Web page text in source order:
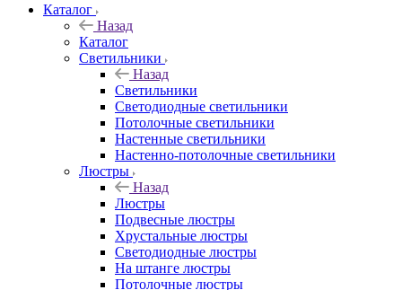
Каталог
Назад
Каталог
Светильники
Назад
Светильники
Светодиодные светильники
Потолочные светильники
Настенные светильники
Настенно-потолочные светильники
Люстры
Назад
Люстры
Подвесные люстры
Хрустальные люстры
Светодиодные люстры
На штанге люстры
Потолочные люстры